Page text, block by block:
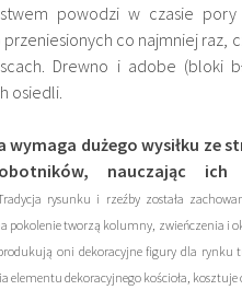
powodzi w czasie
przeniesionych co ​​najmniej raz,
Drewno i adobe (bloki
osiedli.
wymaga dużego wysiłku ze
nauczając
rysunku i rzeźby została
pokolenie tworzą kolumny, zwieńczenia i
oni dekoracyjne figury dla rynku
elementu dekoracyjnego kościoła, kosztuje